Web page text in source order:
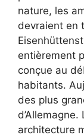
nature, les
devraient en
entièrement
conçue au
habitants.
des plus
architecture